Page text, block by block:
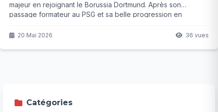
majeur en rejoignant le Borussia Dortmund. Après son
passage formateur au PSG et sa belle progression en
marquer le début d'une grande carrière. Mais quels sont les
20 Mai 2026 36 vues
Catégories